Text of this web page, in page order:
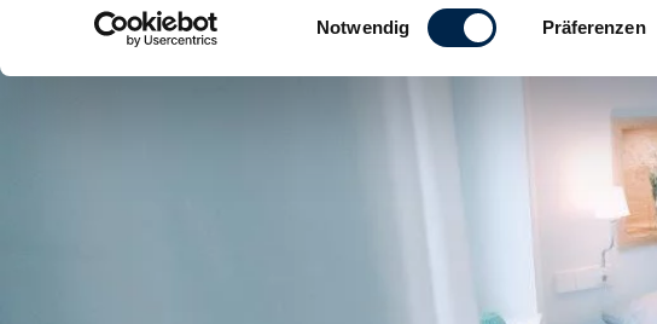
Einwilligungsauswahl
Notwendig Präferenzen